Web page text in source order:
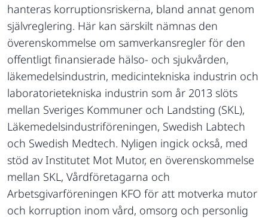
hanteras korruptionsriskerna, bland annat genom
självreglering. Här kan särskilt nämnas den
överenskommelse om samverkansregler för den
offentligt finansierade hälso- och sjukvården,
läkemedelsindustrin, medicintekniska industrin och
laboratorietekniska industrin som år 2013 slöts
mellan Sveriges Kommuner och Landsting (SKL),
Läkemedelsindustriföreningen, Swedish Labtech
och Swedish Medtech. Nyligen ingick också, med
stöd av Institutet Mot Mutor, en överenskommelse
mellan SKL, Vårdföretagarna och
Arbetsgivarföreningen KFO för att motverka mutor
och korruption inom vård, omsorg och personlig